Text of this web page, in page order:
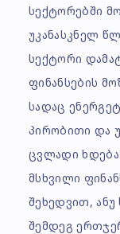
სექტორებში
უკანასკნელ
სექტორი
ფინანსების
სადაც
პირობითი და
ცვლადი
მსხვილი
შეხედვით, ანუ
შემდეგ